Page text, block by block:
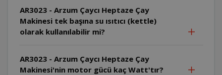
AR3023 - Arzum Çaycı Heptaze Çay
Makinesi tek başına su ısıtıcı (kettle)
olarak kullanılabilir mi?
AR3023 - Arzum Çaycı Heptaze Çay
Makinesi'nin motor gücü kaç Watt'tır?